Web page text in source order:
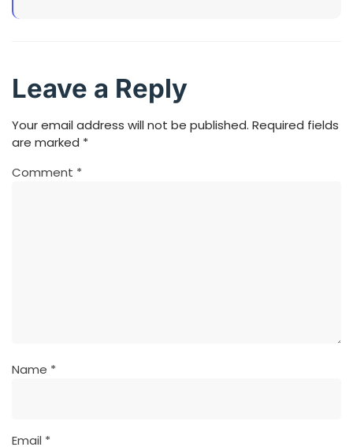
Leave a Reply
Your email address will not be published. Required fields
are marked *
Comment *
Name *
Email *